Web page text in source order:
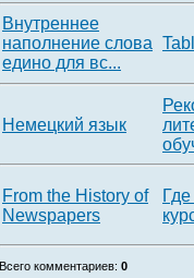
Внутреннее
наполнение слова
едино для вс...
Немецкий язык
From the History of
Newspapers
Всего комментариев: 0